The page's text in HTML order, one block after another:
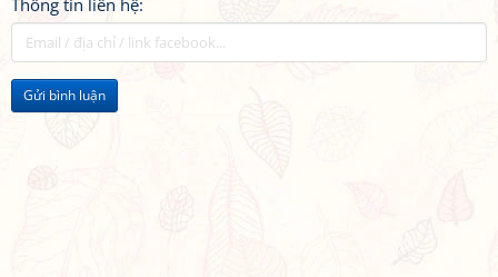
Thông tin liên hệ:
Gửi bình luận